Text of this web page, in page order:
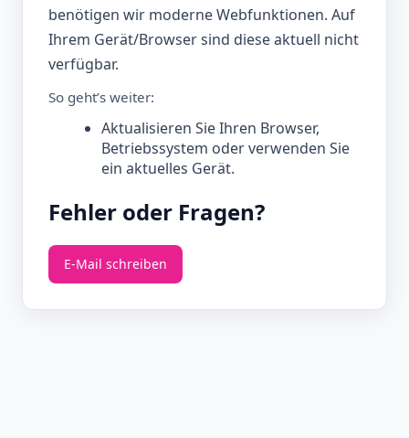
benötigen wir moderne Webfunktionen. Auf
Ihrem Gerät/Browser sind diese aktuell nicht
verfügbar.
So geht’s weiter:
Aktualisieren Sie Ihren Browser,
Betriebssystem oder verwenden Sie
ein aktuelles Gerät.
Fehler oder Fragen?
E‑Mail schreiben